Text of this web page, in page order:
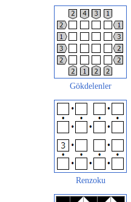
Gökdelenler
Renzoku